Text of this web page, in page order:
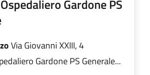
Gardone PS
Via Giovanni XXIII, 4
Gardone PS Generale...